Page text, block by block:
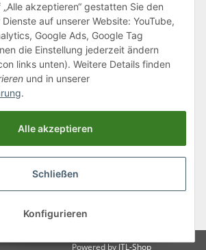
29
8:00 bis 16:30 Uhr
Uhr
USt., zzgl.Versand, zzgl.
Powered by JTL-Shop
akzeptieren“ gestatten Sie den
auf unserer Website: YouTube,
Google Ads, Google Tag
die Einstellung jederzeit ändern
links unten). Weitere Details finden
und in unserer
.
Alle akzeptieren
Schließen
Konfigurieren